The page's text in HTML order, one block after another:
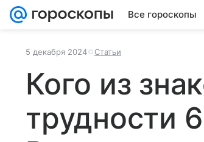
Все гороскопы
5 декабря 2024 Статьи
Кого из
трудности